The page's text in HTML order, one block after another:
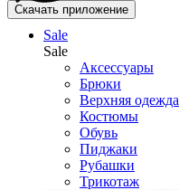
Скачать приложение
Sale
Sale
Аксессуары
Брюки
Верхняя одежда
Костюмы
Обувь
Пиджаки
Рубашки
Трикотаж